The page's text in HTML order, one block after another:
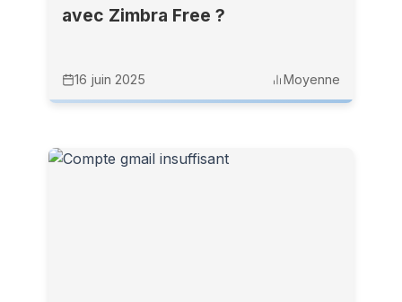
avec Zimbra Free ?
16 juin 2025 Moyenne